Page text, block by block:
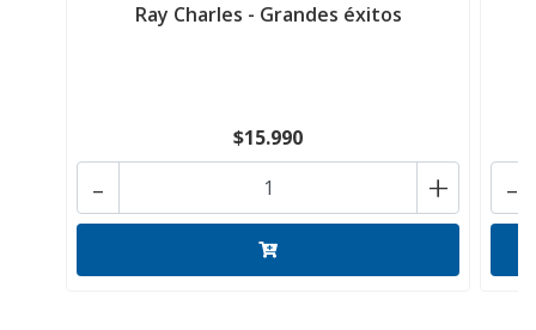
Ray Charles - Grandes éxitos
$15.990
+
- -